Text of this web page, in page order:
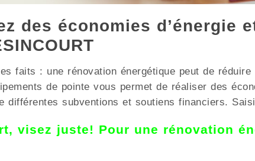
des économies d’énergie
faits : une rénovation énergétique peut de
de pointe vous permet de réaliser des
différentes subventions et soutiens financiers.
visez juste! Pour une rénovation